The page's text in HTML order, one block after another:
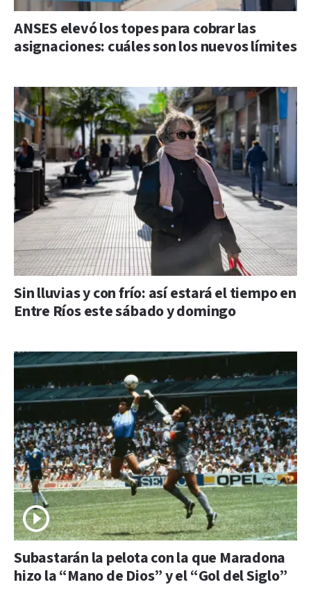
ANSES elevó los topes para cobrar las
asignaciones: cuáles son los nuevos límites
Sin lluvias y con frío: así estará el tiempo en
Entre Ríos este sábado y domingo
Subastarán la pelota con la que Maradona
hizo la “Mano de Dios” y el “Gol del Siglo”